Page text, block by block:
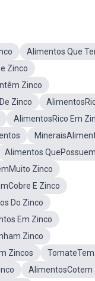
Alimentos Que
Zinco
Zinco
Zinco
AlimentosRico Em
Alimentos
Zinco
E Zinco
Do Zinco
Em Zinco
Zinco
Zincos
AlimentosCotem